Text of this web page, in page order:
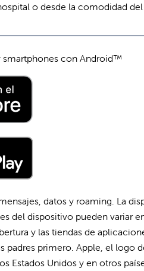
o desde la comodidad
smartphones con Android™
datos y roaming. La
del dispositivo pueden variar
y las tiendas de
padres primero. Apple, el logo
Estados Unidos y en otros